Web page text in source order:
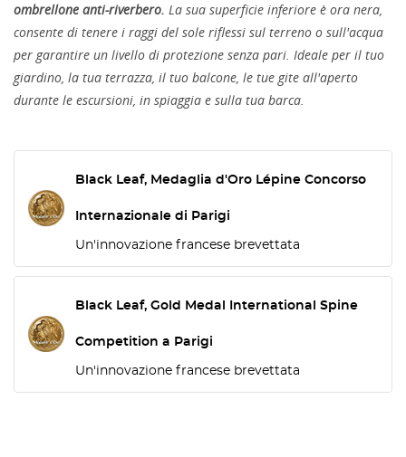
ombrellone anti-riverbero. La sua superficie inferiore è ora nera,
consente di tenere i raggi del sole riflessi sul terreno o sull'acqua
per garantire un livello di protezione senza pari. Ideale per il tuo
giardino, la tua terrazza, il tuo balcone, le tue gite all'aperto
durante le escursioni, in spiaggia e sulla tua barca.
Black Leaf, Medaglia d'Oro Lépine Concorso
Internazionale di Parigi
Un'innovazione francese brevettata
Black Leaf, Gold Medal International Spine
Competition a Parigi
Un'innovazione francese brevettata